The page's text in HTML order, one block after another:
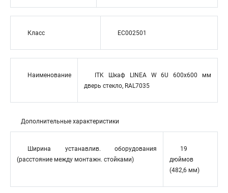
Класс EC002501
Наименование
ITK Шкаф LINEA W 6U 600x600 мм
дверь стекло, RAL7035
Дополнительные характеристики
Ширина устанавлив. оборудования
(расстояние между монтажн. стойками)
19
дюймов
(482,6 мм)